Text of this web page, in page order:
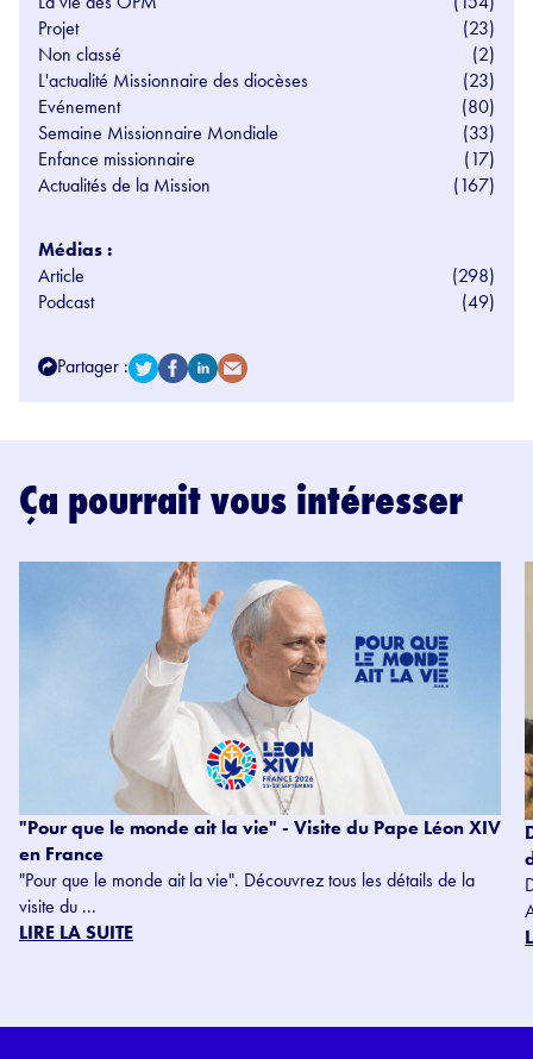
Projet
(23)
Non classé
(2)
L'actualité Missionnaire des diocèses
(23)
Evénement
(80)
Semaine Missionnaire Mondiale
(33)
Enfance missionnaire
(17)
Actualités de la Mission
(167)
Médias :
Article
(298)
Podcast
(49)
Partager :
Ça pourrait vous intéresser
"Pour que le monde ait la vie" - Visite du Pape Léon XIV
en France
"Pour que le monde ait la vie". Découvrez tous les détails de la
visite du ...
LIRE LA SUITE